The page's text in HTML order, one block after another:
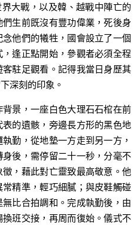
大戰，以及韓、越戰中陣亡的
生前既沒有豐功偉業，死後身
他們的犧牲，國會設立了一個
逢正點開始，參觀者必須全程
駐足觀看。記得我當日身歷其
深刻的印象。
景，一座白色大理石石棺在前
的遺骸，旁邊長方形的黑色地
勤，從地墊一方走到另一方，
後，需停留二十一秒，分毫不
，藉此對亡靈致最高敬意。他
精準，輕巧細膩；與皮鞋觸碰
比合拍調和。完成執勤後，由
班交接，再周而復始。儀式不